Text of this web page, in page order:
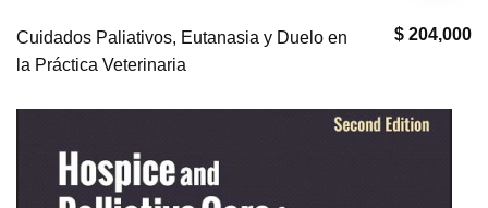
$ 204,000
Cuidados Paliativos, Eutanasia y Duelo en
la Práctica Veterinaria